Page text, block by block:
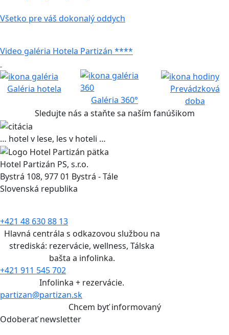
Všetko pre váš dokonalý oddych
Video galéria Hotela Partizán ****
Galéria hotela
Galéria 360°
Prevádzková
doba
Sledujte nás a staňte sa naším fanúšikom
… hotel v lese, les v hoteli …
Hotel Partizán PS, s.r.o.
Bystrá 108, 977 01 Bystrá - Tále
Slovenská republika
+421 48 630 88 13
Hlavná centrála s odkazovou službou na
strediská: rezervácie, wellness, Tálska
bašta a infolinka.
+421 911 545 702
Infolinka + rezervácie.
partizan@partizan.sk
Chcem byť informovaný
Odoberať newsletter